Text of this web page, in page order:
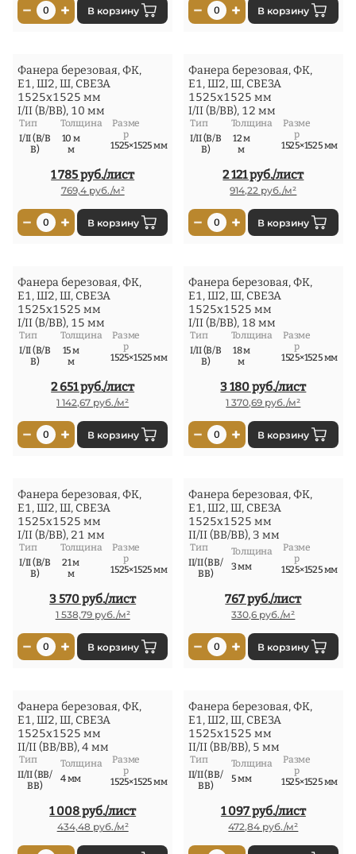
− 0 + В корзину − 0 + В корзину
Фанера березовая, ФК,
Е1, Ш2, Ш, СВЕЗА
1525x1525 мм
I/II (В/ВВ), 10 мм
Тип
I/II (В/В
В)
Толщина
10 м
м
Разме
р
1525×1525 мм
1 785 руб./лист
769,4 руб./м²
− 0 + В корзину
Фанера березовая, ФК,
Е1, Ш2, Ш, СВЕЗА
1525x1525 мм
I/II (В/ВВ), 12 мм
Тип
I/II (В/В
В)
Толщина
12 м
м
Разме
р
1525×1525 мм
2 121 руб./лист
914,22 руб./м²
− 0 + В корзину
Фанера березовая, ФК,
Е1, Ш2, Ш, СВЕЗА
1525x1525 мм
I/II (В/ВВ), 15 мм
Тип
I/II (В/В
В)
Толщина
15 м
м
Разме
р
1525×1525 мм
2 651 руб./лист
1 142,67 руб./м²
− 0 + В корзину
Фанера березовая, ФК,
Е1, Ш2, Ш, СВЕЗА
1525x1525 мм
I/II (В/ВВ), 18 мм
Тип
I/II (В/В
В)
Толщина
18 м
м
Разме
р
1525×1525 мм
3 180 руб./лист
1 370,69 руб./м²
− 0 + В корзину
Фанера березовая, ФК,
Е1, Ш2, Ш, СВЕЗА
1525x1525 мм
I/II (В/ВВ), 21 мм
Тип
I/II (В/В
В)
Толщина
21 м
м
Разме
р
1525×1525 мм
3 570 руб./лист
1 538,79 руб./м²
− 0 + В корзину
Фанера березовая, ФК,
Е1, Ш2, Ш, СВЕЗА
1525x1525 мм
II/II (ВВ/ВВ), 3 мм
Тип
II/II (ВВ/
ВВ)
Толщина
3 мм
Разме
р
1525×1525 мм
767 руб./лист
330,6 руб./м²
− 0 + В корзину
Фанера березовая, ФК,
Е1, Ш2, Ш, СВЕЗА
1525x1525 мм
II/II (ВВ/ВВ), 4 мм
Тип
II/II (ВВ/
ВВ)
Толщина
4 мм
Разме
р
1525×1525 мм
1 008 руб./лист
434,48 руб./м²
Фанера березовая, ФК,
Е1, Ш2, Ш, СВЕЗА
1525x1525 мм
II/II (ВВ/ВВ), 5 мм
Тип
II/II (ВВ/
ВВ)
Толщина
5 мм
Разме
р
1525×1525 мм
1 097 руб./лист
472,84 руб./м²